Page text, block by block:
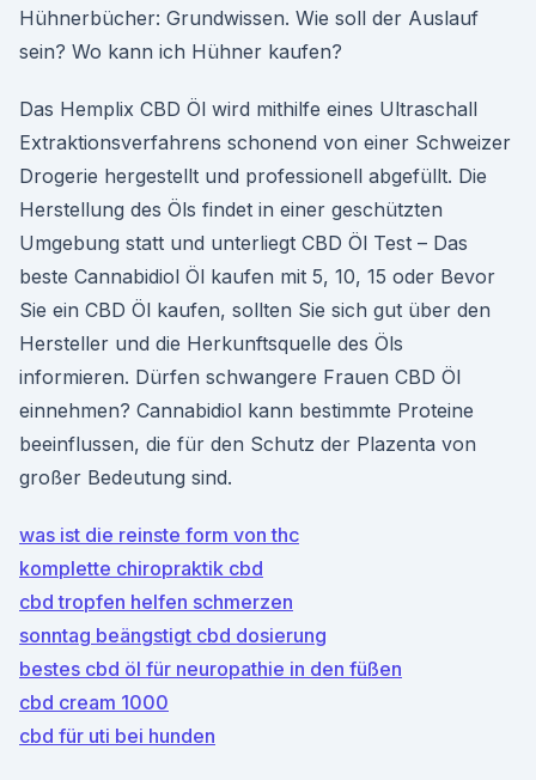
Hühnerbücher: Grundwissen. Wie soll der Auslauf
sein? Wo kann ich Hühner kaufen?
Das Hemplix CBD Öl wird mithilfe eines Ultraschall
Extraktionsverfahrens schonend von einer Schweizer
Drogerie hergestellt und professionell abgefüllt. Die
Herstellung des Öls findet in einer geschützten
Umgebung statt und unterliegt CBD Öl Test – Das
beste Cannabidiol Öl kaufen mit 5, 10, 15 oder Bevor
Sie ein CBD Öl kaufen, sollten Sie sich gut über den
Hersteller und die Herkunftsquelle des Öls
informieren. Dürfen schwangere Frauen CBD Öl
einnehmen? Cannabidiol kann bestimmte Proteine
beeinflussen, die für den Schutz der Plazenta von
großer Bedeutung sind.
was ist die reinste form von thc
komplette chiropraktik cbd
cbd tropfen helfen schmerzen
sonntag beängstigt cbd dosierung
bestes cbd öl für neuropathie in den füßen
cbd cream 1000
cbd für uti bei hunden